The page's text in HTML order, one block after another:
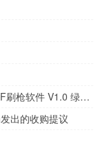
天翼CF刷枪软件 V1.0 绿色免费版（天翼CF刷枪软件 V1.0 绿色免费版功能简介）
出的收购提议